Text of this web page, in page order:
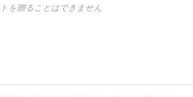
を贈ることはできません